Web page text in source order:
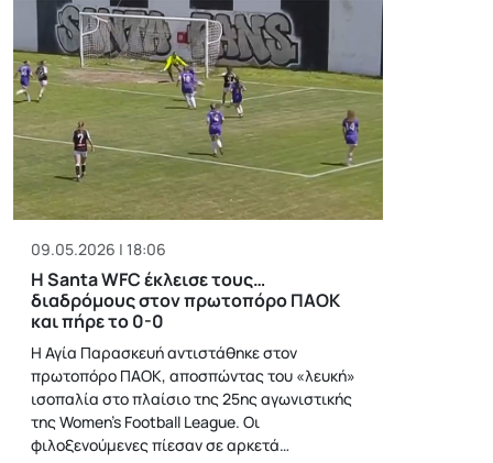
09.05.2026 | 18:06
Η Santa WFC έκλεισε τους…
διαδρόμους στον πρωτοπόρο ΠΑΟΚ
και πήρε το 0-0
Η Αγία Παρασκευή αντιστάθηκε στον
πρωτοπόρο ΠΑΟΚ, αποσπώντας του «λευκή»
ισοπαλία στο πλαίσιο της 25ης αγωνιστικής
της Women’s Football League. Οι
φιλοξενούμενες πίεσαν σε αρκετά…